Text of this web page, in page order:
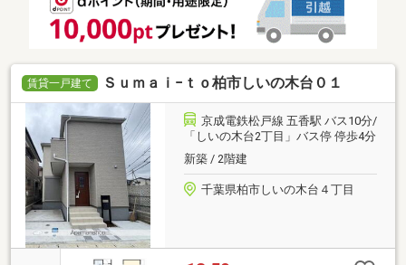
賃貸一戸建て Ｓｕｍａｉ−ｔｏ柏市しいの木台０１
京成電鉄松戸線 五香駅 バス10分/
「しいの木台2丁目」バス停 停歩4分
新築 / 2階建
千葉県柏市しいの木台４丁目